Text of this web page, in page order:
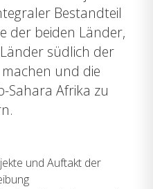
Bestandteil
der beiden Länder,
südlich der
und die
Sahara Afrika zu
und Auftakt der